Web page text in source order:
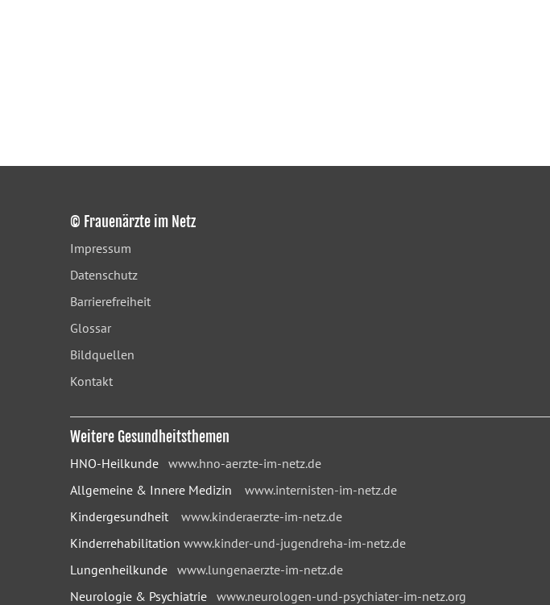
© Frauenärzte im Netz
Impressum
Datenschutz
Barrierefreiheit
Glossar
Bildquellen
Kontakt
Weitere Gesundheitsthemen
HNO-Heilkunde www.hno-aerzte-im-netz.de
Allgemeine & Innere Medizin www.internisten-im-netz.de
Kindergesundheit www.kinderaerzte-im-netz.de
Kinderrehabilitation www.kinder-und-jugendreha-im-netz.de
Lungenheilkunde www.lungenaerzte-im-netz.de
Neurologie & Psychiatrie www.neurologen-und-psychiater-im-netz.org